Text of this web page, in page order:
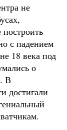
не
с падением
18 века под
о
В
достигали